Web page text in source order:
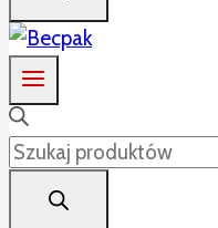
Products
search